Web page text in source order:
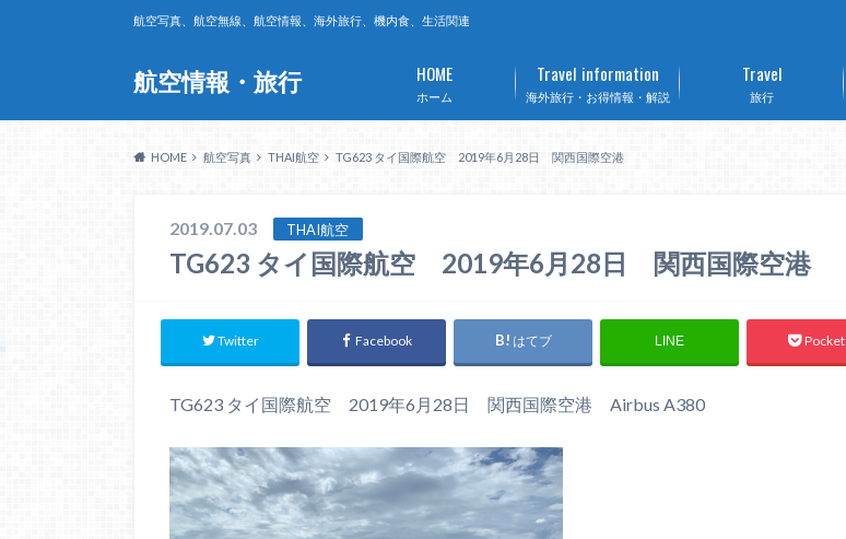
航空情報・旅行
航空写真、航空無線、航空情報、海外旅行、機内食、生活関連
ホーム
HOME
海外旅行・お得情報・解説
Travel information
旅行
Travel
HOME 航空写真 THAI航空 TG623 タイ国際航空 2019年6月28日 関西国際空港
2019.07.03 THAI航空
TG623 タイ国際航空 2019年6月28日 関西国際空港
Twitter Facebook はてブ LINE Pocket
TG623 タイ国際航空 2019年6月28日 関西国際空港 Airbus A380